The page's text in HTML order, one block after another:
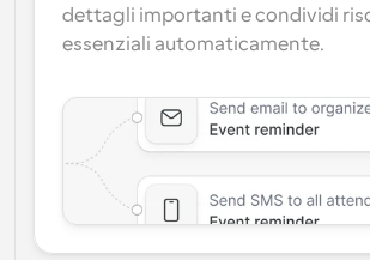
dettagli importanti e condividi
essenziali automaticamente.